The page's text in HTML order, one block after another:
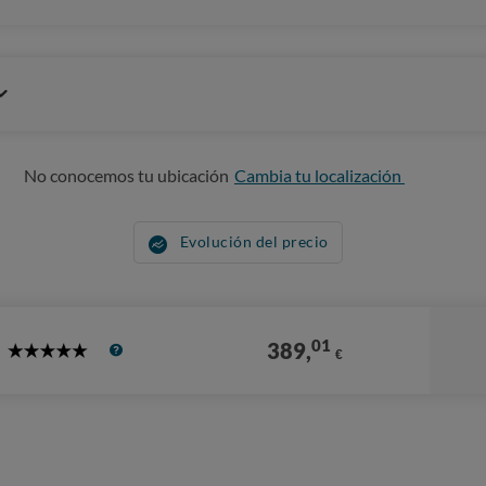
No conocemos tu ubicación Cambia tu localización
Evolución del precio
5
389,01 €